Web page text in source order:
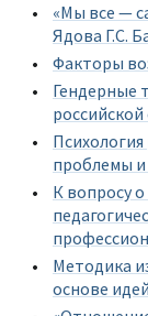
«Мы все —
Ядова Г.С.
Факторы
Гендерные
проблемы
К вопросу
Методика
основе